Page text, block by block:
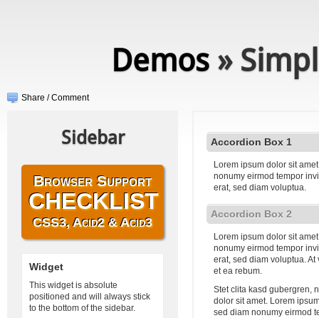
Demos»
Share / Comment
Accordion Box 1
Lorem ipsum dolor sit
nonumy eirmod tempor
erat, sed diam voluptua.
Accordion Box 2
Lorem ipsum dolor sit
nonumy eirmod tempor
erat, sed diam voluptua.
et ea rebum.
Stet clita kasd gubergren,
dolor sit amet. Lorem
sed diam nonumy eirmod
Sidebar
Browser Support
CHECKLIST
CSS3, Acid2 & Acid3
Widget
This widget is absolute
positioned and will always stick
to the bottom of the sidebar.